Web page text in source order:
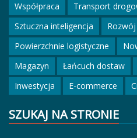
Współpraca Transport
Sztuczna inteligencja
Rozwój
Powierzchnie logistyczne
Magazyn
Łańcuch dostaw
Inwestycja
E-commerce
SZUKAJ NA STRONIE